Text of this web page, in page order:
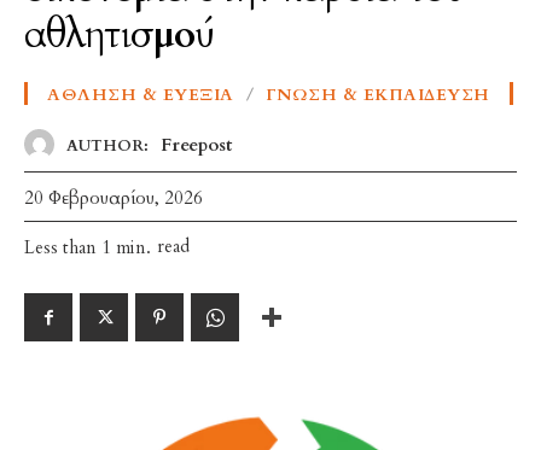
αθλητισμού
ΑΘΛΗΣΗ & ΕΥΕΞΊΑ ΓΝΏΣΗ & ΕΚΠΑΊΔΕΥΣΗ
AUTHOR: Freepost
20 Φεβρουαρίου, 2026
Less than 1 min. read